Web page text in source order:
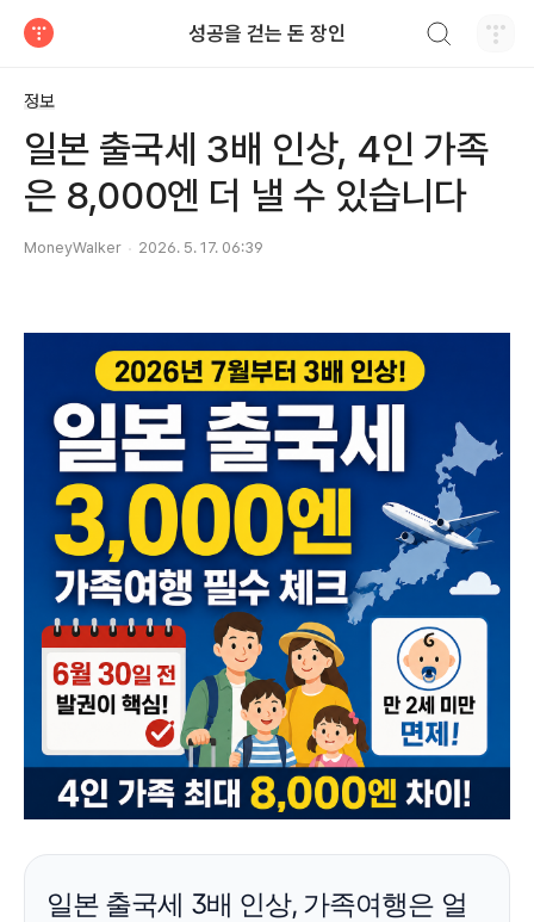
성공을 걷는 돈 장인
정보
일본 출국세 3배 인상, 4인 가족
은 8,000엔 더 낼 수 있습니다
MoneyWalker 2026. 5. 17. 06:39
일본 출국세 3배 인상, 가족여행은 얼